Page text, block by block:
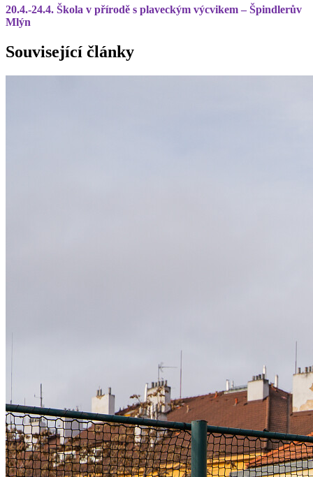
20.4.-24.4. Škola v přírodě s plaveckým výcvikem – Špindlerův
Mlýn
Související články